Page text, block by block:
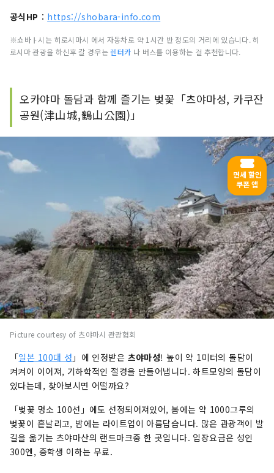
공식HP ： https://shobara-info.com
※쇼바ㅏ시는 히로시마시 에서 자동차로 약 1시간 반 정도의 거리에 있습니다. 히
로시마 관광을 하신후 갈 경우는 렌터카 나 버스를 이용하는 걸 추천합니다.
오카야마 돌담과 함께 즐기는 벚꽃「츠야마성, 카쿠잔
공원(津山城,鶴山公園)」
Picture courtesy of 츠야마시 관광협회
「일본 100대 성 」에 인정받은 츠야마성! 높이 약 1미터의 돌담이
켜켜이 이어져, 기하학적인 절경을 만들어냅니다. 하트모양의 돌담이
있다는데, 찾아보시면 어떨까요?
「벚꽃 명소 100선」에도 선정되어져있어, 봄에는 약 1000그루의
벚꽃이 흩날리고, 밤에는 라이트업이 아름답습니다. 많은 관광객이 발
길을 옮기는 츠야마산의 랜드마크중 한 곳입니다. 입장요금은 성인
300엔, 중학생 이하는 무료.
면세 할인
쿠폰 앱